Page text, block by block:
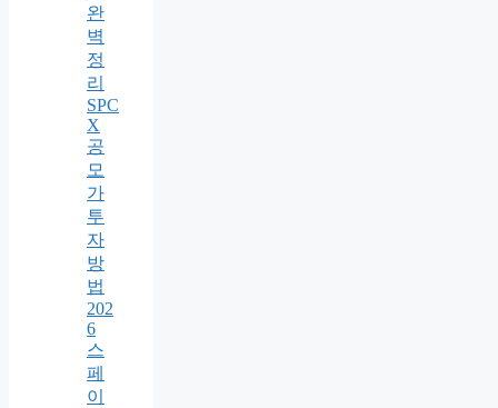
완
벽
정
리
SPC
X
공
모
가
투
자
방
법
202
6
스
페
이